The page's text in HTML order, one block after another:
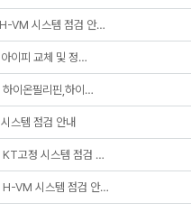
VM 시스템 점검 안…
이피 교체 및 정…
이온필리핀,하이…
스템 점검 안내
고정 시스템 점검 …
VM 시스템 점검 안…